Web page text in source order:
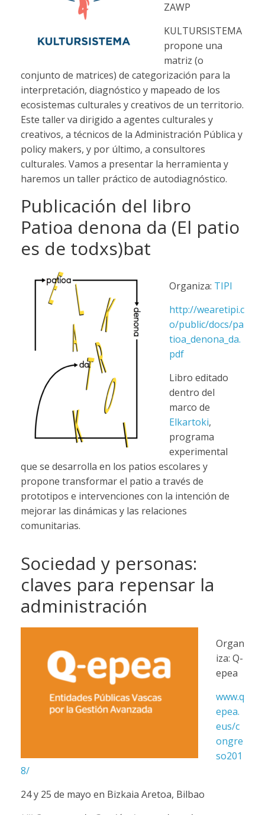
ZAWP
KULTURSISTEMA
propone una
matriz (o
conjunto de matrices) de categorización para la
interpretación, diagnóstico y mapeado de los
ecosistemas culturales y creativos de un territorio.
Este taller va dirigido a agentes culturales y
creativos, a técnicos de la Administración Pública y
policy makers, y por último, a consultores
culturales. Vamos a presentar la herramienta y
haremos un taller práctico de autodiagnóstico.
Publicación del libro
Patioa denona da (El patio
es de todxs)bat
Organiza: TIPI
http://wearetipi.c
o/public/docs/pa
tioa_denona_da.
pdf
Libro editado
dentro del
marco de
Elkartoki,
programa
experimental
que se desarrolla en los patios escolares y
propone transformar el patio a través de
prototipos e intervenciones con la intención de
mejorar las dinámicas y las relaciones
comunitarias.
Sociedad y personas:
claves para repensar la
administración
Organ
iza: Q-
epea
www.q
epea.
eus/c
ongre
so201
8/
24 y 25 de mayo en Bizkaia Aretoa, Bilbao